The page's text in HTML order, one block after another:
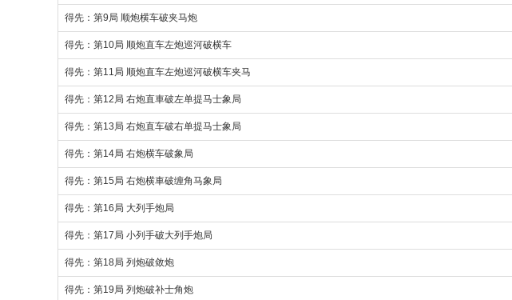
得先：第9局 顺炮横车破夹马炮
得先：第10局 顺炮直车左炮巡河破横车
得先：第11局 顺炮直车左炮巡河破横车夹马
得先：第12局 右炮直車破左单提马士象局
得先：第13局 右炮直车破右单提马士象局
得先：第14局 右炮横车破象局
得先：第15局 右炮横車破缠角马象局
得先：第16局 大列手炮局
得先：第17局 小列手破大列手炮局
得先：第18局 列炮破敛炮
得先：第19局 列炮破补士角炮